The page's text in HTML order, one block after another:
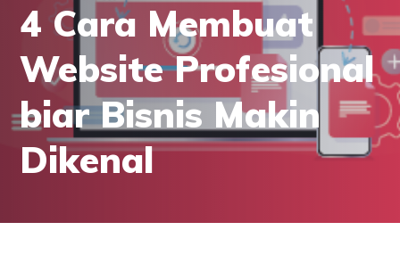
4 Cara Membuat
Website Profesional
biar Bisnis Makin
Dikenal